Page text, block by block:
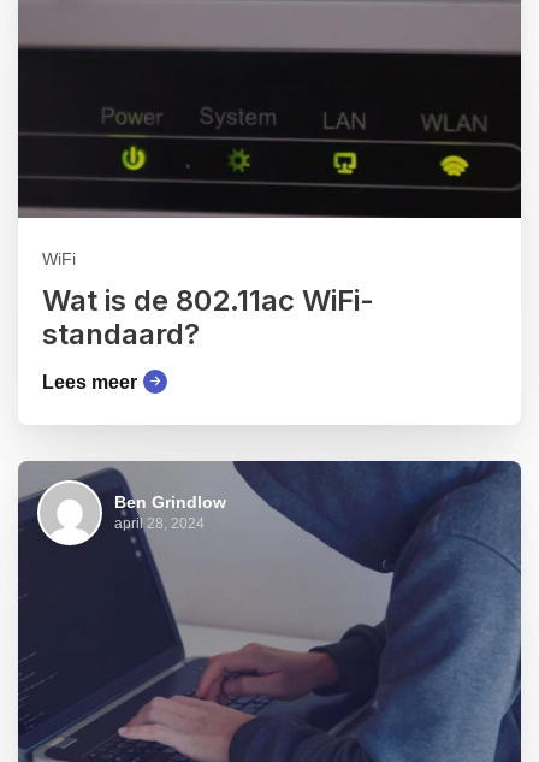
WiFi
Wat is de 802.11ac WiFi-
standaard?
Lees meer
Ben Grindlow
april 28, 2024